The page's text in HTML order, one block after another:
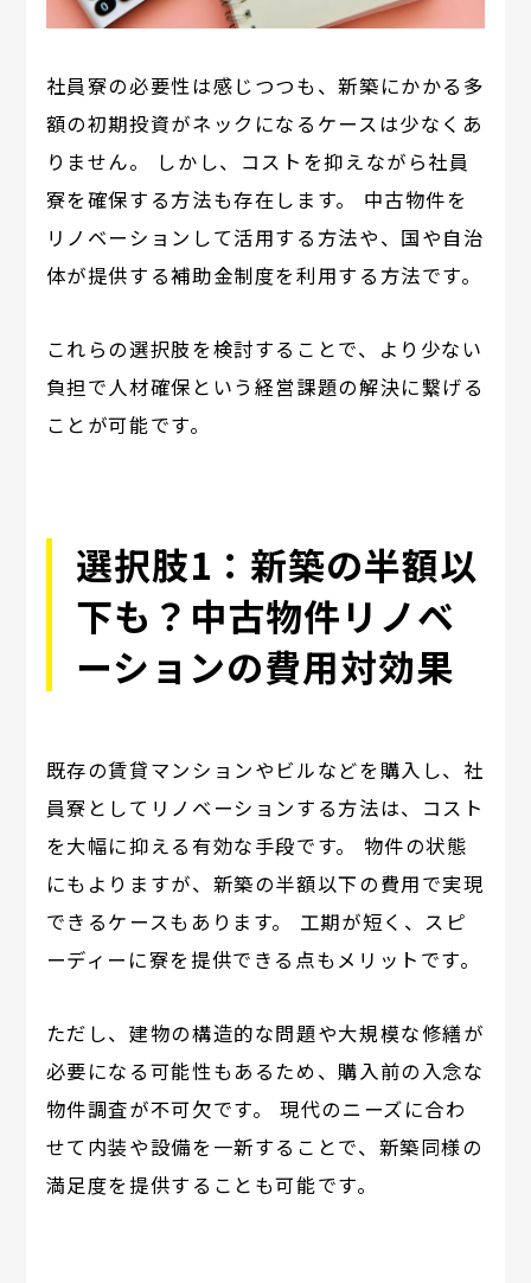
社員寮の必要性は感じつつも、新築にかかる多
額の初期投資がネックになるケースは少なくあ
りません。 しかし、コストを抑えながら社員
寮を確保する方法も存在します。 中古物件を
リノベーションして活用する方法や、国や自治
体が提供する補助金制度を利用する方法です。
これらの選択肢を検討することで、より少ない
負担で人材確保という経営課題の解決に繋げる
ことが可能です。
選択肢1：新築の半額以
下も？中古物件リノベ
ーションの費用対効果
既存の賃貸マンションやビルなどを購入し、社
員寮としてリノベーションする方法は、コスト
を大幅に抑える有効な手段です。 物件の状態
にもよりますが、新築の半額以下の費用で実現
できるケースもあります。 工期が短く、スピ
ーディーに寮を提供できる点もメリットです。
ただし、建物の構造的な問題や大規模な修繕が
必要になる可能性もあるため、購入前の入念な
物件調査が不可欠です。 現代のニーズに合わ
せて内装や設備を一新することで、新築同様の
満足度を提供することも可能です。